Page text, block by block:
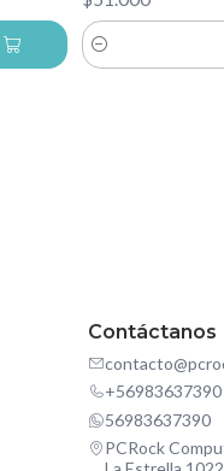
Cantidad
Contáctanos
+56983637390
56983637390
PCRock